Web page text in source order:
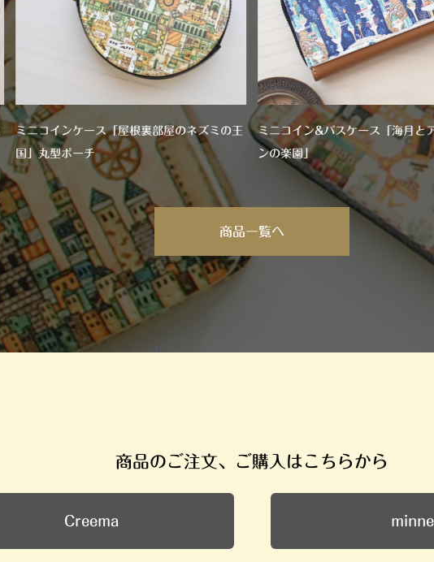
ミニコインケース「屋根裏部屋のネズミの王
国」丸型ポーチ
ミニコイン&パスケース「海月と
ンの楽園」
商品一覧へ
商品のご注文、ご購入はこちらから
Creema minne